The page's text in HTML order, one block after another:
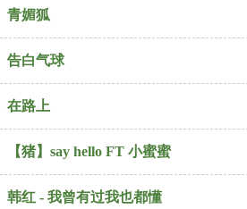
青媚狐
告白气球
在路上
【猪】say hello FT 小蜜蜜
韩红 - 我曾有过我也都懂